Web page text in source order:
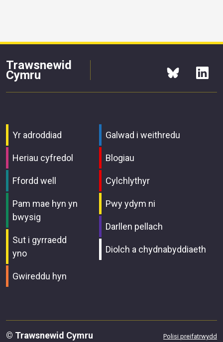
Trawsnewid
Cymru
Yr adroddiad
Heriau cyfredol
Ffordd well
Pam mae hyn yn
bwysig
Sut i gyrraedd
yno
Gwireddu hyn
Galwad i weithredu
Blogiau
Cylchlythyr
Pwy ydym ni
Darllen pellach
Diolch a chydnabyddiaeth
© Trawsnewid Cymru Polisi preifatrwydd